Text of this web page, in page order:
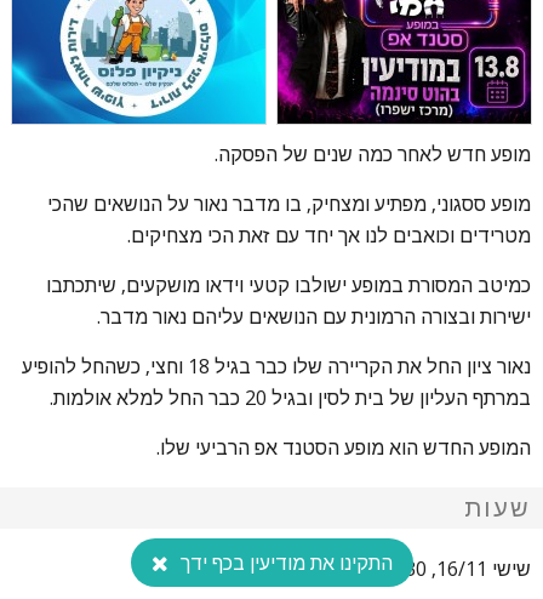
מופע חדש לאחר כמה שנים של הפסקה.
מופע ססגוני, מפתיע ומצחיק, בו מדבר נאור על הנושאים שהכי
מטרידים וכואבים לנו אך יחד עם זאת הכי מצחיקים.
כמיטב המסורת במופע ישולבו קטעי וידאו מושקעים, שיתכתבו
ישירות ובצורה הרמונית עם הנושאים עליהם נאור מדבר.
נאור ציון החל את הקריירה שלו כבר בגיל 18 וחצי, כשהחל להופיע
במרתף העליון של בית לסין ובגיל 20 כבר החל למלא אולמות.
המופע החדש הוא מופע הסטנד אפ הרביעי שלו.
שעות
שישי 16/11, 22:30. 99-109 ₪. התקינו את מודיעין בכף ידך